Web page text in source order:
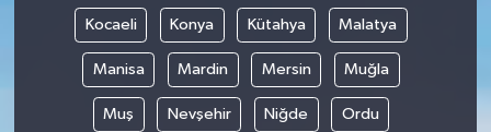
Kocaeli Konya Kütahya Malatya
Manisa Mardin Mersin Muğla
Muş Nevşehir Niğde Ordu